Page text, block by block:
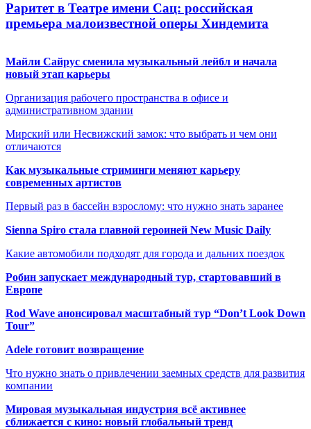
Раритет в Театре имени Сац: российская
премьера малоизвестной оперы Хиндемита
Майли Сайрус сменила музыкальный лейбл и начала
новый этап карьеры
Организация рабочего пространства в офисе и
административном здании
Мирский или Несвижский замок: что выбрать и чем они
отличаются
Как музыкальные стриминги меняют карьеру
современных артистов
Первый раз в бассейн взрослому: что нужно знать заранее
Sienna Spiro стала главной героиней New Music Daily
Какие автомобили подходят для города и дальних поездок
Робин запускает международный тур, стартовавший в
Европе
Rod Wave анонсировал масштабный тур “Don’t Look Down
Tour”
Adele готовит возвращение
Что нужно знать о привлечении заемных средств для развития
компании
Мировая музыкальная индустрия всё активнее
сближается с кино: новый глобальный тренд